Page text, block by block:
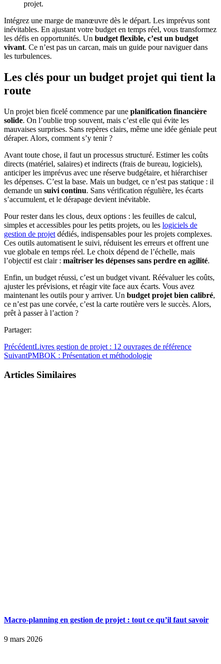
projet.
Intégrez une marge de manœuvre dès le départ. Les imprévus sont
inévitables. En ajustant votre budget en temps réel, vous transformez
les défis en opportunités. Un budget flexible, c’est un budget
vivant. Ce n’est pas un carcan, mais un guide pour naviguer dans
les turbulences.
Les clés pour un budget projet qui tient la
route
Un projet bien ficelé commence par une planification financière
solide. On l’oublie trop souvent, mais c’est elle qui évite les
mauvaises surprises. Sans repères clairs, même une idée géniale peut
déraper. Alors, comment s’y tenir ?
Avant toute chose, il faut un processus structuré. Estimer les coûts
directs (matériel, salaires) et indirects (frais de bureau, logiciels),
anticiper les imprévus avec une réserve budgétaire, et hiérarchiser
les dépenses. C’est la base. Mais un budget, ce n’est pas statique : il
demande un suivi continu. Sans vérification régulière, les écarts
s’accumulent, et le dérapage devient inévitable.
Pour rester dans les clous, deux options : les feuilles de calcul,
simples et accessibles pour les petits projets, ou les logiciels de
gestion de projet dédiés, indispensables pour les projets complexes.
Ces outils automatisent le suivi, réduisent les erreurs et offrent une
vue globale en temps réel. Le choix dépend de l’échelle, mais
l’objectif est clair : maîtriser les dépenses sans perdre en agilité.
Enfin, un budget réussi, c’est un budget vivant. Réévaluer les coûts,
ajuster les prévisions, et réagir vite face aux écarts. Vous avez
maintenant les outils pour y arriver. Un budget projet bien calibré,
ce n’est pas une corvée, c’est la carte routière vers le succès. Alors,
prêt à passer à l’action ?
Partager:
PrécédentLivres gestion de projet : 12 ouvrages de référence
SuivantPMBOK : Présentation et méthodologie
Articles Similaires
Macro-planning en gestion de projet : tout ce qu’il faut savoir
9 mars 2026